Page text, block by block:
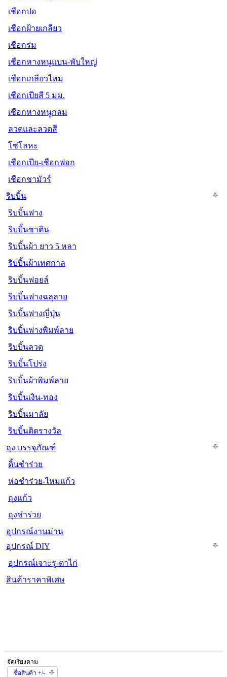
เชือกปอ
เชือกฝ้ายเกลียว
เชือกร่ม
เชือกหางหนูแบน-พับใหญ่
เชือกเกลียวไหม
เชือกเปียสี 5 มม.
เชือกหางหนูกลม
ลวดและลวดสี
โซ่โลหะ
เชือกเปีย-เชือกฟอก
เชือกชามัวร์
ริบบิ้น
ริบบิ้นฟาง
ริบบิ้นซาติน
ริบบิ้นผ้า ยาว 5 หลา
ริบบิ้นผ้าเทศกาล
ริบบิ้นฟอยล์
ริบบิ้นฟางฉลุลาย
ริบบิ้นฟางญี่ปุ่น
ริบบิ้นฟางพิมพ์ลาย
ริบบิ้นลวด
ริบบิ้นโปร่ง
ริบบิ้นผ้าพิมพ์ลาย
ริบบิ้นเงิน-ทอง
ริบบิ้นมาลัย
ริบบิ้นติดรางวัล
ถุง บรรจุภัณฑ์
ดิ้นชำร่วย
ห่อชำร่วย-ไหมแก้ว
ถุงแก้ว
ถุงชำร่วย
อุปกรณ์งานม่าน
อุปกรณ์ DIY
อุปกรณ์เจาะรู-ตาไก่
สินค้าราคาพิเศษ
จัดเรียงตาม
ชื่อสินค้า +/-